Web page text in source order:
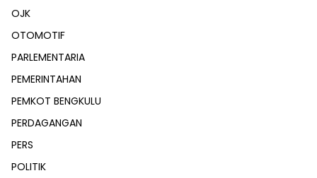
OJK
OTOMOTIF
PARLEMENTARIA
PEMERINTAHAN
PEMKOT BENGKULU
PERDAGANGAN
PERS
POLITIK